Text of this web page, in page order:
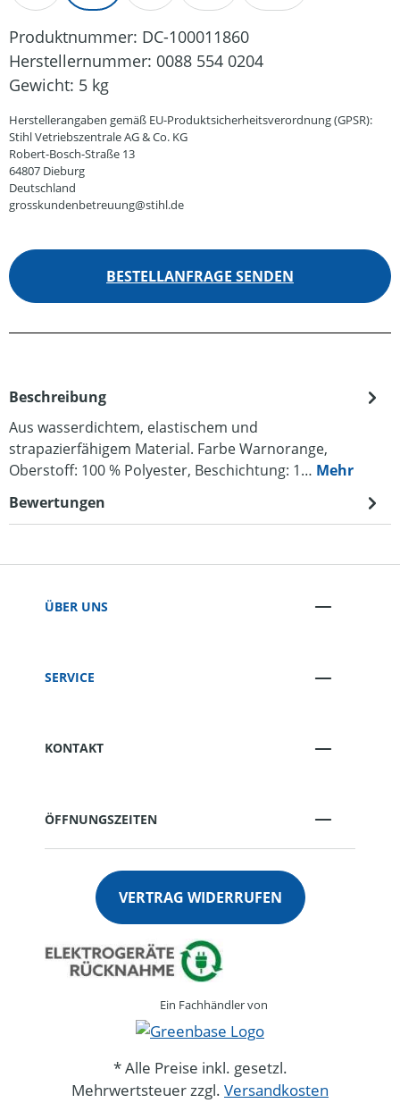
Produktnummer: DC-100011860
Herstellernummer: 0088 554 0204
Gewicht: 5 kg
Herstellerangaben gemäß EU-Produktsicherheitsverordnung (GPSR):
Stihl Vetriebszentrale AG & Co. KG
Robert-Bosch-Straße 13
64807 Dieburg
Deutschland
grosskundenbetreuung@stihl.de
BESTELLANFRAGE SENDEN
Beschreibung
Aus wasserdichtem, elastischem und
strapazierfähigem Material. Farbe Warnorange,
Oberstoff: 100 % Polyester, Beschichtung: 1… Mehr
Bewertungen
ÜBER UNS
SERVICE
KONTAKT
ÖFFNUNGSZEITEN
VERTRAG WIDERRUFEN
Ein Fachhändler von
* Alle Preise inkl. gesetzl.
Mehrwertsteuer zzgl. Versandkosten